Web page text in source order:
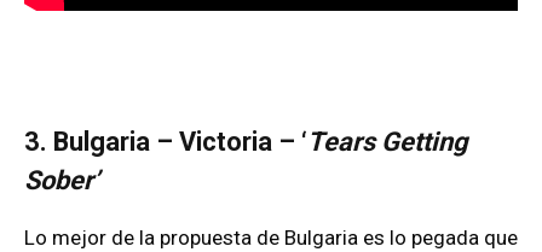
3. Bulgaria – Victoria – ‘Tears Getting
Sober’
Lo mejor de la propuesta de Bulgaria es lo pegada que